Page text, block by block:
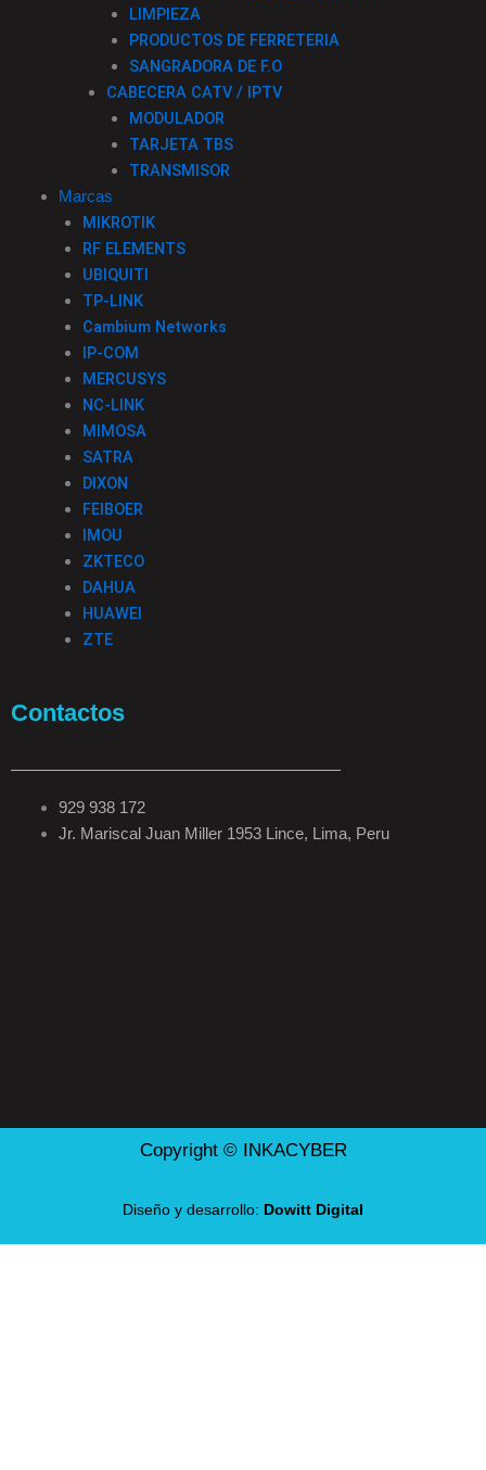
LIMPIEZA
PRODUCTOS DE FERRETERIA
SANGRADORA DE F.O
CABECERA CATV / IPTV
MODULADOR
TARJETA TBS
TRANSMISOR
Marcas
MIKROTIK
RF ELEMENTS
UBIQUITI
TP-LINK
Cambium Networks
IP-COM
MERCUSYS
NC-LINK
MIMOSA
SATRA
DIXON
FEIBOER
IMOU
ZKTECO
DAHUA
HUAWEI
ZTE
Contactos
929 938 172
Jr. Mariscal Juan Miller 1953 Lince, Lima, Peru
Copyright © INKACYBER
Diseño y desarrollo: Dowitt Digital